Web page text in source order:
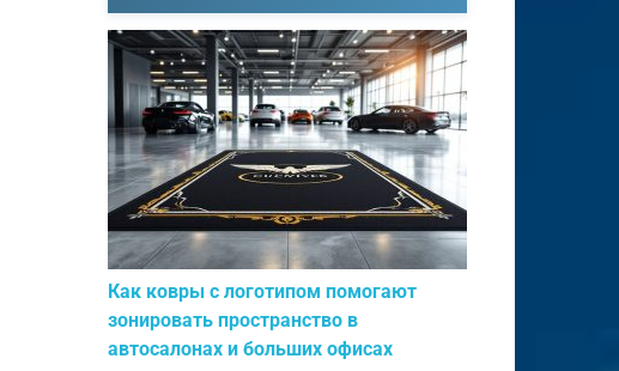
Как ковры с логотипом помогают
зонировать пространство в
автосалонах и больших офисах